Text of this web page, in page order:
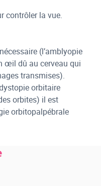
contrôler la vue.
(l’amblyopie
œil dû au cerveau qui
transmises).
orbitaire
orbites) il est
orbitopalpébrale